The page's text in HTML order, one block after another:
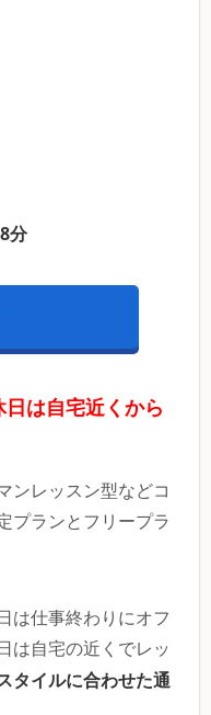
分
は自宅近くから
ンレッスン型などコ
プランとフリープラ
は仕事終わりにオフ
は自宅の近くでレッ
タイルに合わせた通